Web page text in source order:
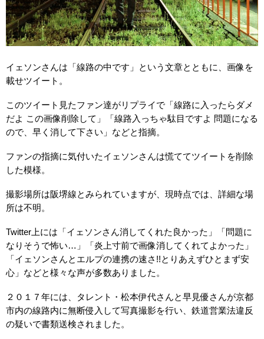
イェソンさんは「線路の中です」という文章とともに、画像を
載せツイート。
このツイート見たファン達がリプライで「線路に入ったらダメ
だよ この画像削除して」「線路入っちゃ駄目ですよ 問題になる
ので、早く消して下さい」などと指摘。
ファンの指摘に気付いたイェソンさんは慌ててツイートを削除
した模様。
撮影場所は阪堺線とみられていますが、現時点では、詳細な場
所は不明。
Twitter上には「イェソンさん消してくれた良かった」「問題に
なりそうで怖い…」「炎上寸前で画像消してくれてよかった」
「イェソンさんとエルプの連携の速さ!!とりあえずひとまず安
心」などと様々な声が多数ありました。
２０１７年には、タレント・松本伊代さんと早見優さんが京都
市内の線路内に無断侵入して写真撮影を行い、鉄道営業法違反
の疑いで書類送検されました。